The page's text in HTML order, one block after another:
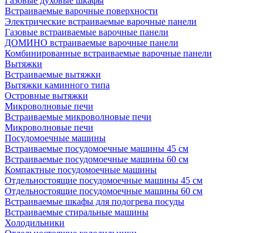
Встраиваемые варочные поверхности
Электрические встраиваемые варочные панели
Газовые встраиваемые варочные панели
ДОМИНО встраиваемые варочные панели
Комбинированные встраиваемые варочные панели
Вытяжки
Встраиваемые вытяжки
Вытяжки каминного типа
Островные вытяжки
Микроволновые печи
Встраиваемые микроволновые печи
Микроволновые печи
Посудомоечные машины
Встраиваемые посудомоечные машины 45 см
Встраиваемые посудомоечные машины 60 см
Компактные посудомоечные машины
Отдельностоящие посудомоечные машины 45 см
Отдельностоящие посудомоечные машины 60 см
Встраиваемые шкафы для подогрева посуды
Встраиваемые стиральные машины
Холодильники